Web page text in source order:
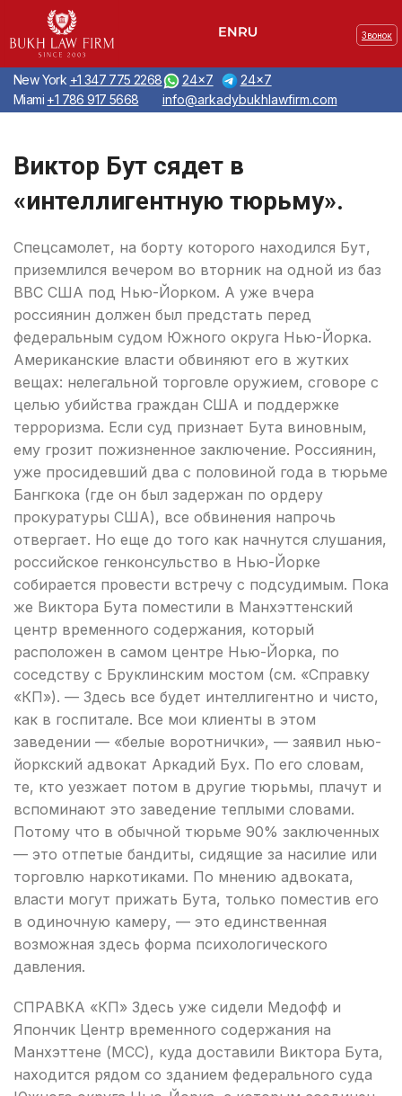
Звонок
New York +1 347 775 2268
Miami +1 786 917 5668
24x7
24x7
info@arkadybukhlawfirm.com
Виктор Бут сядет в
«интеллигентную тюрьму».
Спецсамолет, на борту которого находился Бут,
приземлился вечером во вторник на одной из баз
ВВС США под Нью-Йорком. А уже вчера
россиянин должен был предстать перед
федеральным судом Южного округа Нью-Йорка.
Американские власти обвиняют его в жутких
вещах: нелегальной торговле оружием, сговоре с
целью убийства граждан США и поддержке
терроризма. Если суд признает Бута виновным,
ему грозит пожизненное заключение. Россиянин,
уже просидевший два с половиной года в тюрьме
Бангкока (где он был задержан по ордеру
прокуратуры США), все обвинения напрочь
отвергает. Но еще до того как начнутся слушания,
российское генконсульство в Нью-Йорке
собирается провести встречу с подсудимым. Пока
же Виктора Бута поместили в Манхэттенский
центр временного содержания, который
расположен в самом центре Нью-Йорка, по
соседству с Бруклинским мостом (см. «Справку
«КП»). — Здесь все будет интеллигентно и чисто,
как в госпитале. Все мои клиенты в этом
заведении — «белые воротнички», — заявил нью-
йоркский адвокат Аркадий Бух. По его словам,
те, кто уезжает потом в другие тюрьмы, плачут и
вспоминают это заведение теплыми словами.
Потому что в обычной тюрьме 90% заключенных
— это отпетые бандиты, сидящие за насилие или
торговлю наркотиками. По мнению адвоката,
власти могут прижать Бута, только поместив его
в одиночную камеру, — это единственная
возможная здесь форма психологического
давления.
СПРАВКА «КП» Здесь уже сидели Медофф и
Япончик Центр временного содержания на
Манхэттене (МСС), куда доставили Виктора Бута,
находится рядом со зданием федерального суда